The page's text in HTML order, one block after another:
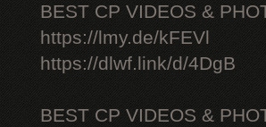
BEST CP VIDEOS &
https://lmy.de/kFEVl
https://dlwf.link/d/4DgB
BEST CP VIDEOS &